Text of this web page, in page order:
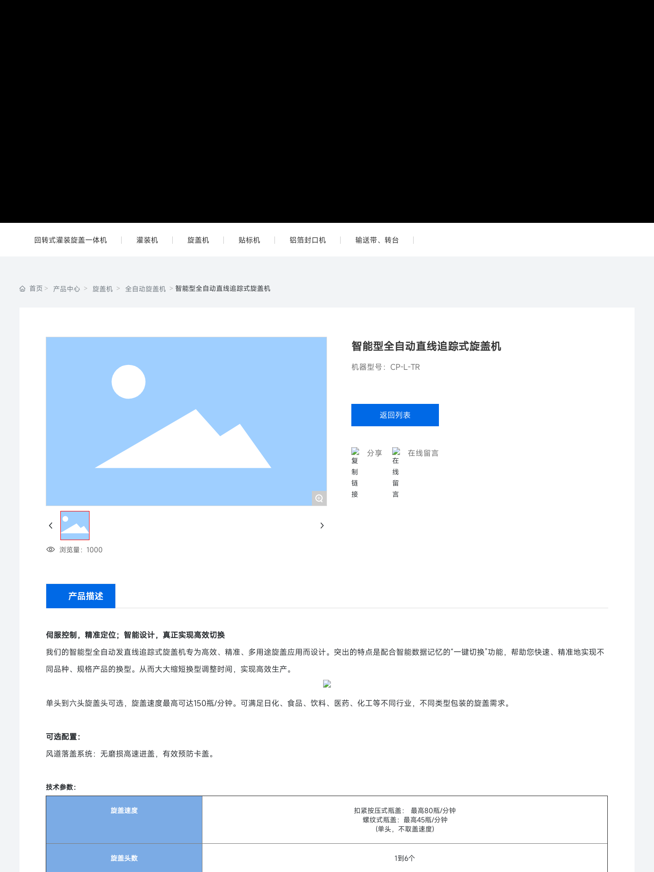
回转式灌装旋盖一体机 灌装机 旋盖机 贴标机 铝箔封口机 输送带、转台
首页 产品中心 旋盖机 全自动旋盖机 智能型全自动直线追踪式旋盖机
+
浏览量：1000
智能型全自动直线追踪式旋盖机
机器型号：CP-L-TR
返回列表
分享 在线留言
产品描述
伺服控制，精准定位；智能设计，真正实现高效切换
我们的智能型全自动发直线追踪式旋盖机专为高效、精准、多用途旋盖应用而设计。突出的特点是配合智能数据记忆的“一键切换”功能，帮助您快速、精准地实现不
同品种、规格产品的换型。从而大大缩短换型调整时间，实现高效生产。
单头到六头旋盖头可选，旋盖速度最高可达150瓶/分钟。可满足日化、食品、饮料、医药、化工等不同行业，不同类型包装的旋盖需求。
可选配置：
风道落盖系统：无磨损高速进盖，有效预防卡盖。
技术参数：
旋盖速度
扣紧按压式瓶盖： 最高80瓶/分钟
螺纹式瓶盖：最高45瓶/分钟
(单头，不取盖速度)
旋盖头数 1到6个